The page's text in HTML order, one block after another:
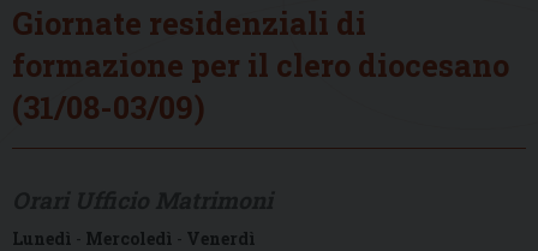
Giornate residenziali di
formazione per il clero diocesano
(31/08-03/09)
Lunedì - Mercoledì - Venerdì